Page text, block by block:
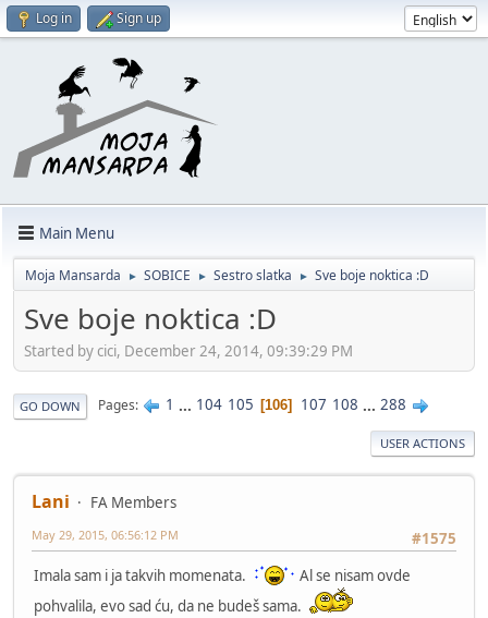
Log in Sign up
Main Menu
Moja Mansarda ► SOBICE ► Sestro slatka ► Sve boje noktica :D
Sve boje noktica :D
Started by cici, December 24, 2014, 09:39:29 PM
GO DOWN Pages 1 ... 104 105 106 107 108 ... 288
USER ACTIONS
Lani
FA Members
#1575
May 29, 2015, 06:56:12 PM
Imala sam i ja takvih momenata.
Al se nisam ovde
pohvalila, evo sad ću, da ne budeš sama.